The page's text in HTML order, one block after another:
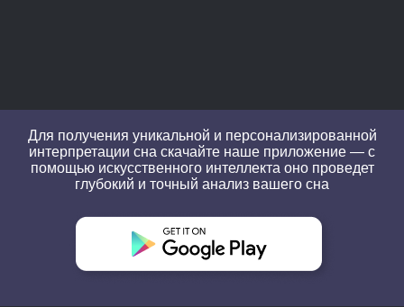
Для получения уникальной и персонализированной
интерпретации сна скачайте наше приложение — с
помощью искусственного интеллекта оно проведет
глубокий и точный анализ вашего сна